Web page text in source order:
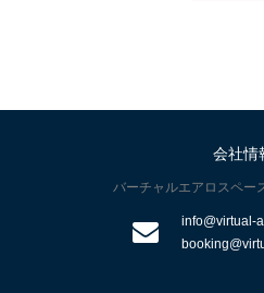
会社情
バーチャルエアロスペー
info@virtual-